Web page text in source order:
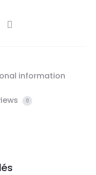
information
0